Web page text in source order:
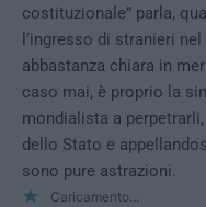
costituzionale” parla,
l’ingresso di stranieri
abbastanza chiara in
caso mai, è proprio la
mondialista a
dello Stato e
sono pure astrazioni.
Caricamento...